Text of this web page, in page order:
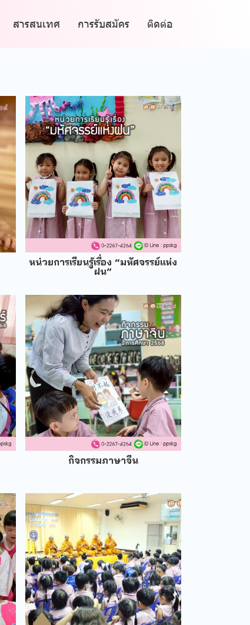
สารสนเทศ การรับสมัคร ติดต่อ
หน่วยการเรียนรู้เรื่อง “มหัศจรรย์แห่ง
ฝน”
กิจกรรมภาษาจีน